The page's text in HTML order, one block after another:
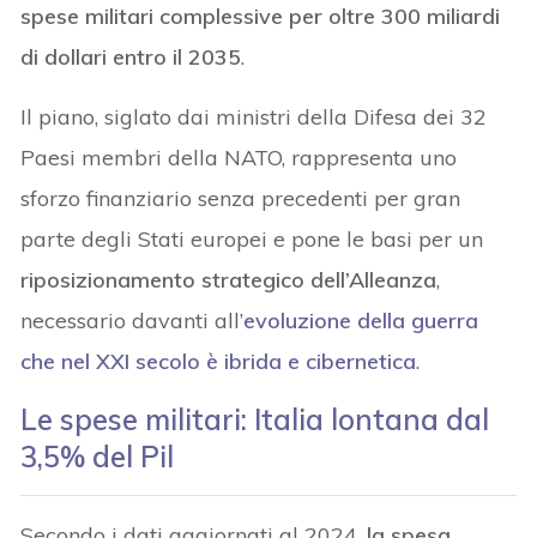
spese militari complessive per oltre 300 miliardi
di dollari entro il 2035.
Il piano, siglato dai ministri della Difesa dei 32
Paesi membri della NATO, rappresenta uno
sforzo finanziario senza precedenti per gran
parte degli Stati europei e pone le basi per un
riposizionamento strategico dell’Alleanza,
necessario davanti all’evoluzione della guerra
che nel XXI secolo è ibrida e cibernetica.
Le spese militari: Italia lontana dal
3,5% del Pil